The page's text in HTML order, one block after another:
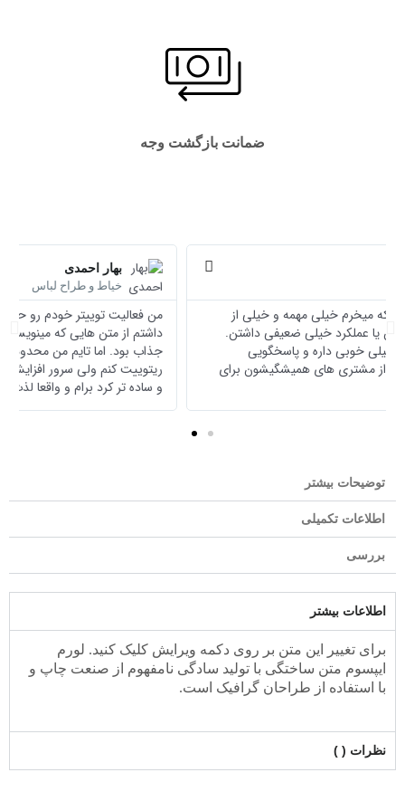
ضمانت بازگشت وجه
من فعالیت توییتر خودم رو حدود دوسال پیش شروع کردم و دوس
داشتم از متن هایی که مینویسم رو بقیه هم بخونن و این کار برام
جذاب بود. اما تایم من محدود بود و برای افزاد کمی میتونستم
ریتوییت کنم ولی سرور افزایش ریتوییت فالوجت این کار رو راحت تر
قبل
توضیحات بیشتر
اطلاعات تکمیلی
بررسی
اطلاعات بیشتر
برای تغییر این متن بر روی دکمه ویرایش کلیک کنید. لورم
ایپسوم متن ساختگی با تولید سادگی نامفهوم از صنعت چاپ و
با استفاده از طراحان گرافیک است.
نظرات ( )